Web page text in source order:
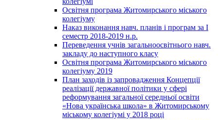
Освітня програма Житомирського міського
колегіуму
Наказ виконання навч. планів і програм за І
семестр 2018-2019 н.р.
Переведення учнів загальноосвітнього навч.
закладу до наступного класу
Освітня програма Житомирського міського
колегіуму 2019
План заходів із запровадження Концепції
реалізації державної політики у сфері
реформування загальної середньої освіти
«Нова українська школа» в Житомирському
міському колегіумі у 2018 році